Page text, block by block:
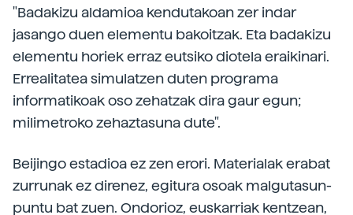
"Badakizu aldamioa kendutakoan zer indar
jasango duen elementu bakoitzak. Eta badakizu
elementu horiek erraz eutsiko diotela eraikinari.
Errealitatea simulatzen duten programa
informatikoak oso zehatzak dira gaur egun;
milimetroko zehaztasuna dute".
Beijingo estadioa ez zen erori. Materialak erabat
zurrunak ez direnez, egitura osoak malgutasun-
puntu bat zuen. Ondorioz, euskarriak kentzean,